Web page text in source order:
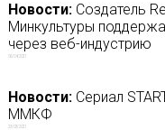
Новости:Создатель
Минкультуры
через веб-индустрию
06/04/2021
Новости:Сериал
ММКФ
23/03/2021